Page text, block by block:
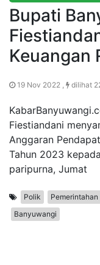
Bupati
Keuangan
19 Nov 2022 , dilihat
Fiestiandani
Anggaran
Tahun 2023
paripurna, Jumat
Polik Pemerintahan
Banyuwangi